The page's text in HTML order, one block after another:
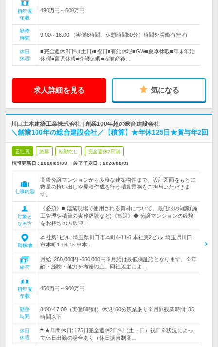
初年度
年収
490万円～600万円
勤務
時間
9:00～18:00 （実働8時間、休憩時間60分）時間外労働有無:有
休日
休暇
■完全週休2日制(土日)■祝日■有給休暇■GW■夏季休暇■年末年始
休暇■育児休暇■介護休暇■産前産後…
求人詳細を見る 気になる
川口土木建築工業株式会社 | 創業100年超の総合建設会社
＼創業100年の総合建設会社／【積算】★年休125日★賞与年2回
正社員 急募 転勤なし 完全週休2日制
情報更新日：2026/03/03 終了予定日： 2026/08/31
仕事内容
高級分譲マンションから多様な建築物件まで、設計図面をもとに
数量の拾い出しや見積作成を行う積算業務をご担当いただきま
す。
対象と
なる方
《必須》■ 建築現場で使用される資材について、最低限の知識(施
工管理や積算の実務経験など)《歓迎》◆ 分譲マンションの経験
をお持ちの方歓迎！
勤務地
本社第1ビル: 埼玉県川口市本町4-11-6 本社第2ビル: 埼玉県川口
市本町4-16-15 ※本…
給与
月給: 260,000円~650,000円※月給は最低保証給となります。※年
齢・経験・能力を考慮の上、同社規定によ…
初年度
年収
450万円～900万円
勤務
時間
8:00~17:00（実働8時間）休憩: 60分残業あり※月間残業時間: 35
時間以下
休日
休暇
# ★年間休日: 125日完全週休2日制（土・日）祝日※状況によっ
て休日出勤の場合あり（休日振替制度…